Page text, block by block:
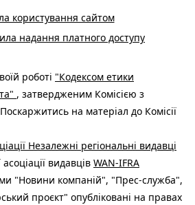
користування сайтом
надання платного доступу
роботі "Кодексом етики
, затвердженим Комісією з
на матеріал до Комісії
Незалежні регіональні видавці
видавців WAN-IFRA
"Новини компаній", "Прес-служба",
проєкт" опубліковані на правах